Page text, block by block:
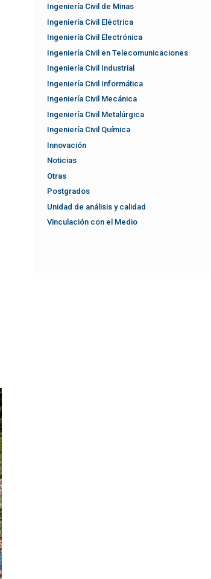
Ingeniería Civil de Minas
Ingeniería Civil Eléctrica
Ingeniería Civil Electrónica
Ingeniería Civil en Telecomunicaciones
Ingeniería Civil Industrial
Ingeniería Civil Informática
Ingeniería Civil Mecánica
Ingeniería Civil Metalúrgica
Ingeniería Civil Química
Innovación
Noticias
Otras
Postgrados
Unidad de análisis y calidad
Vinculación con el Medio